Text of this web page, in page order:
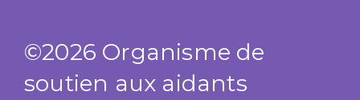
©2026 Organisme de
soutien aux aidants